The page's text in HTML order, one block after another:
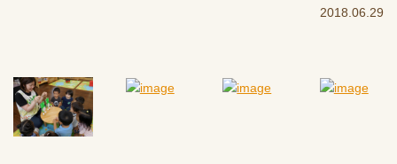
2018.06.29